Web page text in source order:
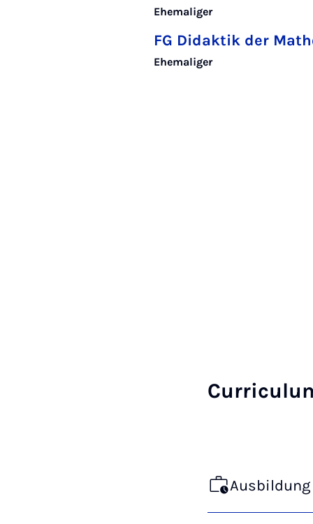
Ehemaliger
FG Didaktik der
Ehemaliger